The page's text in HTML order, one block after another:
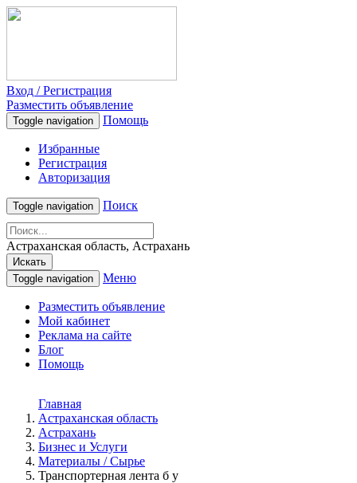
Вход / Регистрация
Разместить объявление
Toggle navigation Помощь
Избранные
Регистрация
Авторизация
Toggle navigation Поиск
Астраханская область, Астрахань
Искать
Toggle navigation
Меню
Разместить объявление
Мой кабинет
Реклама на сайте
Блог
Помощь
Главная
Астраханская область
Астрахань
Бизнес и Услуги
Материалы / Сырье
Транспортерная лента б у